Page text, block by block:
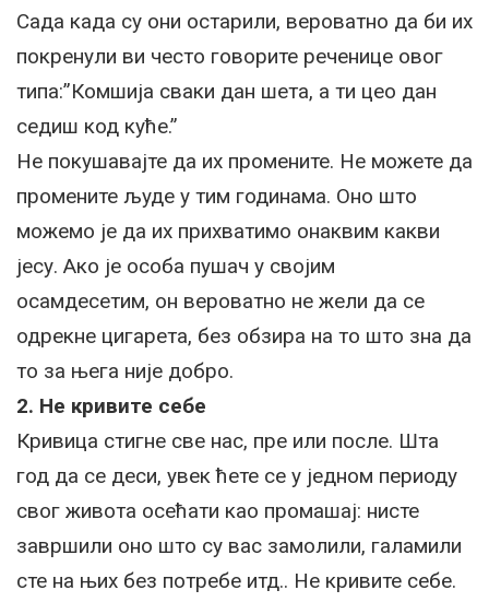
Сада када су они остарили, вероватно да би их
покренули ви често говорите реченице овог
типа:”Комшија сваки дан шета, а ти цео дан
седиш код куће.”
Не покушавајте да их промените. Не можете да
промените људе у тим годинама. Оно што
можемо је да их прихватимо онаквим какви
јесу. Ако је особа пушач у својим
осамдесетим, он вероватно не жели да се
одрекне цигарета, без обзира на то што зна да
то за њега није добро.
2. Не кривите себе
Кривица стигне све нас, пре или после. Шта
год да се деси, увек ћете се у једном периоду
свог живота осећати као промашај: нисте
завршили оно што су вас замолили, галамили
сте на њих без потребе итд.. Не кривите себе.